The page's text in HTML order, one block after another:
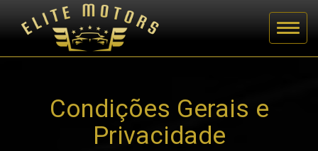
Condições Gerais e
Privacidade